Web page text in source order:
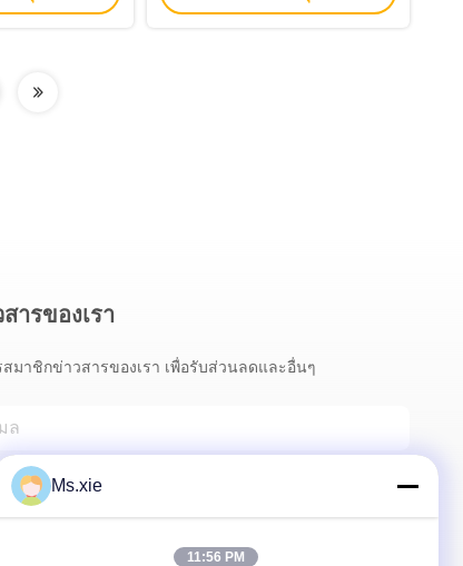
ารของเรา
มาชิกข่าวสารของเรา เพื่อรับส่วนลดและอื่นๆ
Ms.xie
11:56 PM